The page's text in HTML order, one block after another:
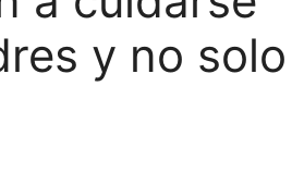
y no solo